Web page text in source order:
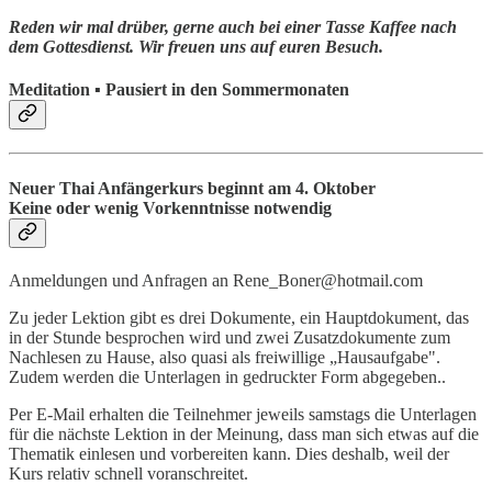
Reden wir mal drüber, gerne auch bei einer Tasse Kaffee nach
dem Gottesdienst. Wir freuen uns auf euren Besuch.
Meditation ▪ Pausiert in den Sommermonaten
Neuer Thai Anfängerkurs beginnt am 4. Oktober
Keine oder wenig Vorkenntnisse notwendig
Anmeldungen und Anfragen an Rene_Boner@hotmail.com
Zu jeder Lektion gibt es drei Dokumente, ein Hauptdokument, das
in der Stunde besprochen wird und zwei Zusatzdokumente zum
Nachlesen zu Hause, also quasi als freiwillige „Hausaufgabe".
Zudem werden die Unterlagen in gedruckter Form abgegeben..
Per E-Mail erhalten die Teilnehmer jeweils samstags die Unterlagen
für die nächste Lektion in der Meinung, dass man sich etwas auf die
Thematik einlesen und vorbereiten kann. Dies deshalb, weil der
Kurs relativ schnell voranschreitet.